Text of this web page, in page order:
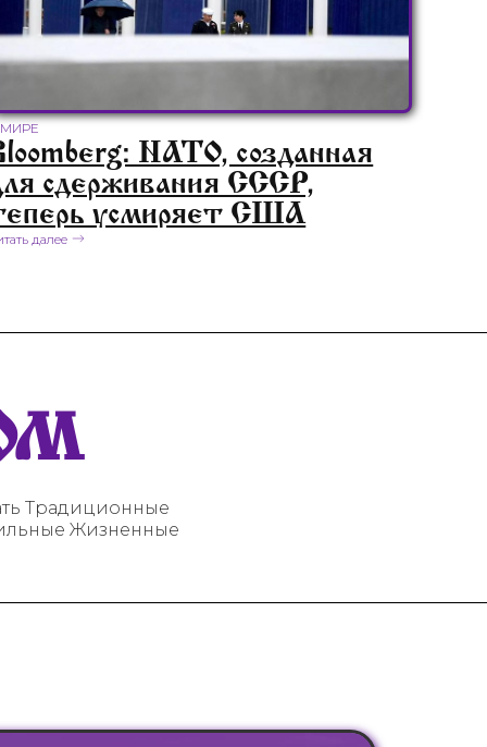
НАТО, созданная
сдерживания СССР,
усмиряет США
далее
Традиционные
Жизненные